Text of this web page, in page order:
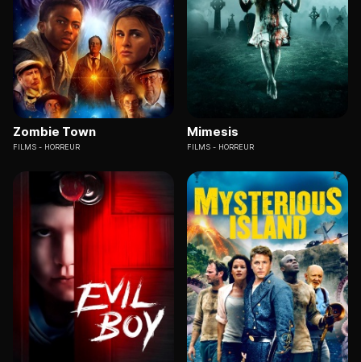
Zombie Town
FILMS HORREUR
Mimesis
FILMS HORREUR